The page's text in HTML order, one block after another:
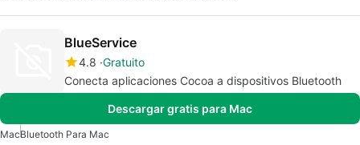
BlueService
4.8 Gratuito
Conecta aplicaciones Cocoa a dispositivos Bluetooth
Descargar gratis para Mac
MacBluetooth Para Mac